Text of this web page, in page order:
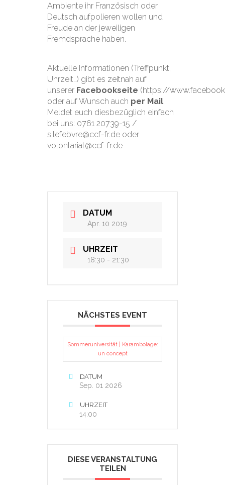
Ambiente ihr Französisch oder
Deutsch aufpolieren wollen und
Freude an der jeweiligen
Fremdsprache haben.
Aktuelle Informationen (Treffpunkt,
Uhrzeit…) gibt es zeitnah auf
unserer Facebookseite (https://
oder auf Wunsch auch per Mail.
Meldet euch diesbezüglich einfach
bei uns: 0761 20739-15 /
s.lefebvre@ccf-fr.de oder
volontariat@ccf-fr.de
DATUM
Apr. 10 2019
UHRZEIT
18:30 - 21:30
NÄCHSTES EVENT
Sommeruniversität | Karambolage:
un concept
DATUM
Sep. 01 2026
UHRZEIT
14:00
DIESE VERANSTALTUNG
TEILEN